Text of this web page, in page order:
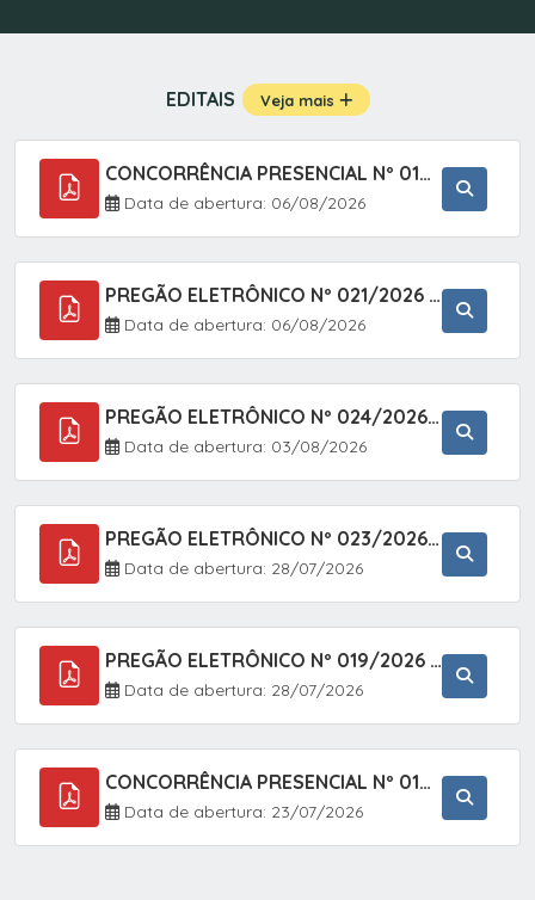
EDITAIS Veja mais
CONCORRÊNCIA PRESENCIAL Nº 019/2025 - PAVIMENTAÇÃO ASFÁLTICA EM TRECHO DA RUA 2 NO BAIRRO VILA SOARES NO MUNICÍPIO DE SETE BARRAS/SP.
Data de abertura: 06/08/2026
PREGÃO ELETRÔNICO Nº 021/2026 - AQUISIÇÃO DE CONTENTORES E CARRINHOS, DESTINADOS A COLETIVA E MANEJO DE RESÍDUOS SÓLIDOS, ATRAVÉS DO SISTEMA DE REGISTRO DE PREÇOS (SRP)
Data de abertura: 06/08/2026
PREGÃO ELETRÔNICO Nº 024/2026 - AQUISIÇÃO DE GÁS MEDICINAL TIPO OXIGÊNIO (1,00 M3, 3,00 M3 E 10,00 M3), EM ATENDIMENTO À SECRETARIA MUNICIPAL DE SAÚDE, ATRAVÉS DO SISTEMA DE REGISTRO DE PREÇOS (SRP)
Data de abertura: 03/08/2026
PREGÃO ELETRÔNICO Nº 023/2026 - AQUISIÇÃO DE ENXOVAL INFANTIL, EM ATENDIMENTO À SECRETARIA MUNICIPAL DE EDUCAÇÃO, ATRAVÉS DO SISTEMA DE REGISTRO DE PREÇOS (SRP).
Data de abertura: 28/07/2026
PREGÃO ELETRÔNICO Nº 019/2026 - CONTRATAÇÃO DE EMPRESA ESPECIALIZADA PARA A PRESTAÇÃO DE SERVIÇOS VETERINÁRIOS CLÍNICOS E CIRÚRGICOS, COM FOCO EM AÇÕES DE SAÚDE PÚBLICA, BEM-ESTAR ANIMAL E CONTROLE POPULACIONAL ÉTICO DE CÃES E GATOS, EM ATENDIMENTO À
Data de abertura: 28/07/2026
CONCORRÊNCIA PRESENCIAL Nº 018/2026 - PAVIMENTAÇÃO ASFÁLTICA NO BAIRRO VOTUPOCA ? ESTRADA DA RAPOSA, NO MUNICÍPIO DE SETE BARRAS/SP
Data de abertura: 23/07/2026